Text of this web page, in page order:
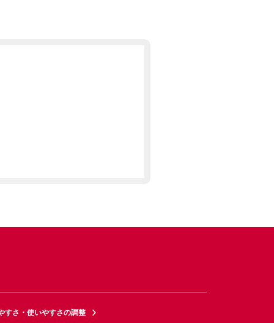
すさ・使いやすさの調整